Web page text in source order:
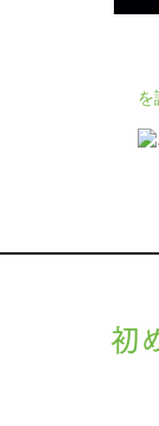
を
初